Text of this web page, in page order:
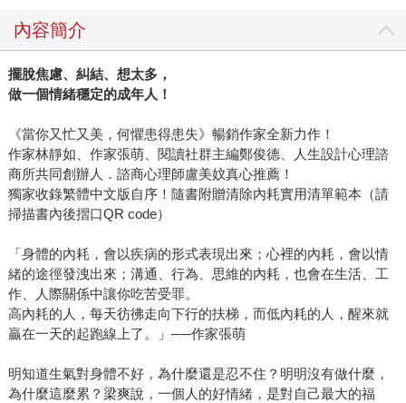
內容簡介
擺脫焦慮、糾結、想太多，
做一個情緒穩定的成年人！
《當你又忙又美，何懼患得患失》暢銷作家全新力作！
作家林靜如、作家張萌、閱讀社群主編鄭俊德、人生設計心理諮
商所共同創辦人．諮商心理師盧美妏真心推薦！
獨家收錄繁體中文版自序！隨書附贈清除內耗實用清單範本（請
掃描書內後摺口QR code）
「身體的內耗，會以疾病的形式表現出來；心裡的內耗，會以情
緒的途徑發洩出來；溝通、行為、思維的內耗，也會在生活、工
作、人際關係中讓你吃苦受罪。
高內耗的人，每天彷彿走向下行的扶梯，而低內耗的人，醒來就
贏在一天的起跑線上了。」──作家張萌
明知道生氣對身體不好，為什麼還是忍不住？明明沒有做什麼，
為什麼這麼累？梁爽說，一個人的好情緒，是對自己最大的福